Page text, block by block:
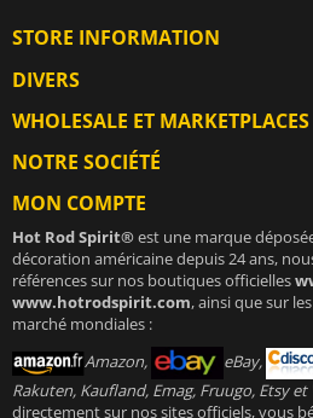
STORE INFORMATION
DIVERS
WHOLESALE ET MARKETPLACES
NOTRE SOCIÉTÉ
MON COMPTE
Hot Rod Spirit®est une marque
décoration américaine depuis 24 ans,
références sur nos boutiques officielles
www.hotrodspirit.com, ainsi que sur
marché mondiales :
Amazon,
eBay,
Rakuten, Kaufland, Emag, Fruugo, Etsy
directement sur nos sites officiels, vous